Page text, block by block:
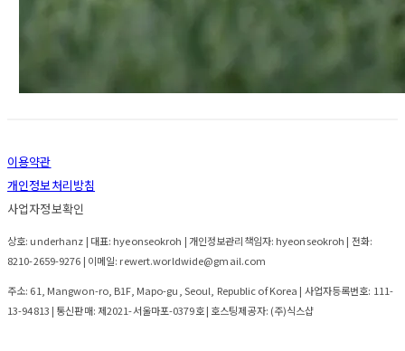
이용약관
개인정보처리방침
사업자정보확인
상호: underhanz | 대표: hyeonseokroh | 개인정보관리책임자: hyeonseokroh | 전화:
8210-2659-9276 | 이메일: rewert.worldwide@gmail.com
주소: 61, Mangwon-ro, B1F, Mapo-gu, Seoul, Republic of Korea | 사업자등록번호: 111-
13-94813 | 통신판매: 제2021-서울마포-0379호| 호스팅제공자: (주)식스샵